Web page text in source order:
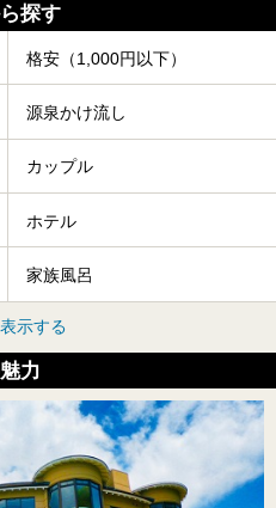
探す
格安（1,000円以下）
源泉かけ流し
カップル
ホテル
家族風呂
示する
力